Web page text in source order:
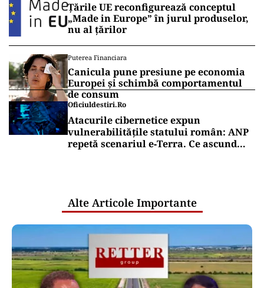
Țările UE reconfigurează conceptul
„Made in Europe” în jurul produselor,
nu al țărilor
Puterea Financiara
Canicula pune presiune pe economia
Europei și schimbă comportamentul
de consum
Oficiuldestiri.ro
Atacurile cibernetice expun
vulnerabilitățile statului român: ANP
repetă scenariul e‑Terra. Ce ascund
Alte Articole Importante